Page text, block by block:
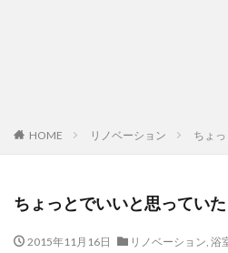
HOME リノベーション ちょ
ちょっとでいいと思っていた
2015年11月16日 リノベーション, 浴